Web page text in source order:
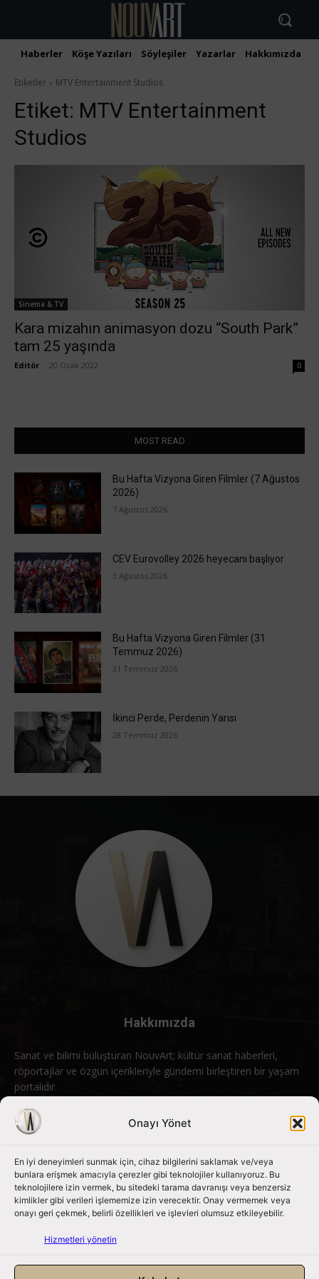
Onayı Yönet
En iyi deneyimleri sunmak için, cihaz bilgilerini saklamak ve/veya
bunlara erişmek amacıyla çerezler gibi teknolojiler kullanıyoruz. Bu
teknolojilere izin vermek, bu sitedeki tarama davranışı veya benzersiz
kimlikler gibi verileri işlememize izin verecektir. Onay vermemek veya
onayı geri çekmek, belirli özellikleri ve işlevleri olumsuz etkileyebilir.
Hizmetleri yönetin
Haberler Köşe Yazıları Söyleşiler Yazarlar Hakkımızda
Etiketler MTV Entertainment Studios
Etiket: MTV Entertainment
Studios
Sinema & TV
Kara mizahın animasyon dozu “South Park”
tam 25 yaşında
Editör 20 Ocak 2022 0
MOST READ
Bu Hafta Vizyona Giren Filmler (7 Ağustos
2026)
7 Ağustos 2026
CEV Eurovolley 2026 heyecanı başlıyor
3 Ağustos 2026
Bu Hafta Vizyona Giren Filmler (31
Temmuz 2026)
31 Temmuz 2026
İkinci Perde, Perdenin Yarısı
28 Temmuz 2026
Hakkımızda
Sanat ve bilimi buluşturan NouvArt; kültür sanat haberleri,
röportajlar ve özgün içerikleriyle gündemi birleştiren bir yaşam
portalıdır.
Bizimle iletişime geçin: info@nouvart.net
Bizi Takip Edin